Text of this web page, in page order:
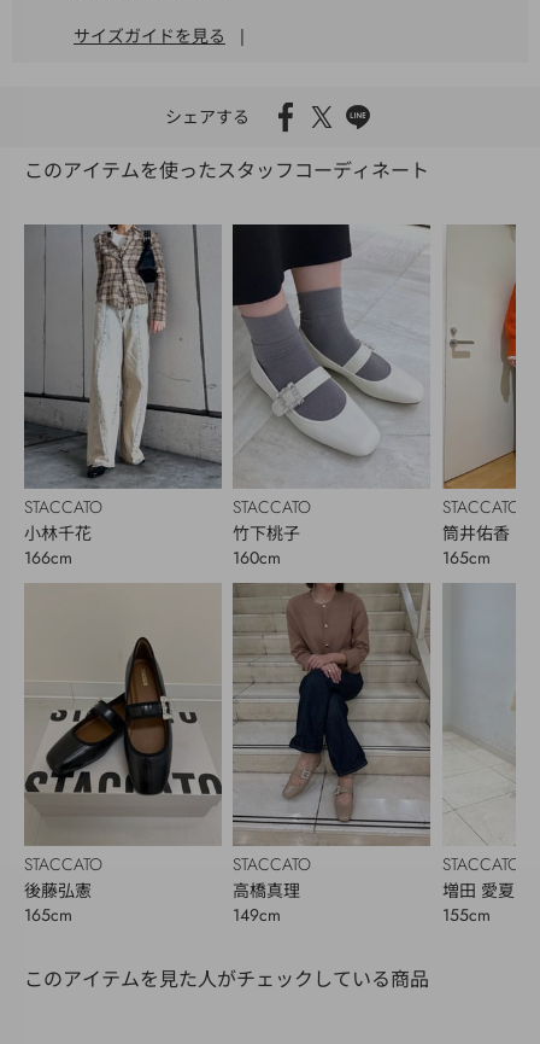
サイズガイドを見る |
シェアする
このアイテムを使ったスタッフコーディネート
STACCATO
小林千花
166cm
STACCATO
後藤弘憲
165cm
STACCATO
竹下桃子
160cm
STACCATO
高橋真理
149cm
STACCATO
筒井佑香
165cm
STACCATO
増田 愛夏
155cm
このアイテムを見た人がチェックしている商品